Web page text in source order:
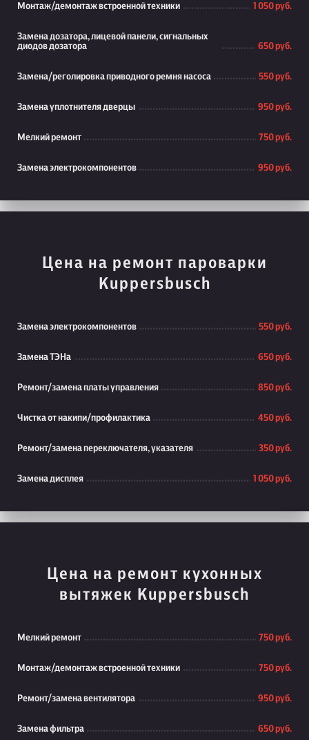
Монтаж/демонтаж встроенной техники 1 050 руб.
Замена дозатора, лицевой панели, сигнальных
диодов дозатора
650 руб.
Замена/реголировка приводного ремня насоса 550 руб.
Замена уплотнителя дверцы 950 руб.
Мелкий ремонт 750 руб.
Замена электрокомпонентов 950 руб.
Цена на ремонт пароварки
Kuppersbusch
Замена электрокомпонентов 550 руб.
Замена ТЭНа 650 руб.
Ремонт/замена платы управления 850 руб.
Чистка от накипи/профилактика 450 руб.
Ремонт/замена переключателя, указателя 350 руб.
Замена дисплея 1 050 руб.
Цена на ремонт кухонных
вытяжек Kuppersbusch
Мелкий ремонт 750 руб.
Монтаж/демонтаж встроенной техники 750 руб.
Ремонт/замена вентилятора 950 руб.
Замена фильтра 650 руб.